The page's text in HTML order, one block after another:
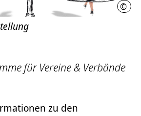
©
für Vereine & Verbände
zu den